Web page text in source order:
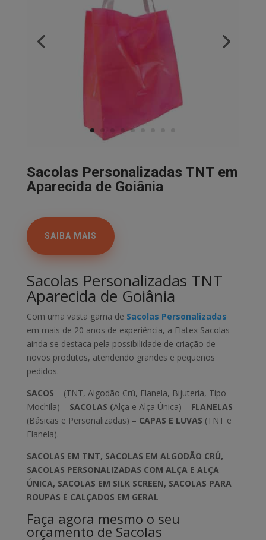
Sacolas Personalizadas TNT em
Aparecida de Goiânia
SAIBA MAIS
Sacolas Personalizadas TNT
Aparecida de Goiânia
Com uma vasta gama de Sacolas Personalizadas
em mais de 20 anos de experiência, a Flatex Sacolas
ainda se destaca pela possibilidade de criação de
novos produtos, atendendo grandes e pequenos
pedidos.
SACOS – (TNT, Algodão Crú, Flanela, Bijuteria, Tipo
Mochila) – SACOLAS (Alça e Alça Única) – FLANELAS
(Básicas e Personalizadas) – CAPAS E LUVAS (TNT e
Flanela).
SACOLAS EM TNT, SACOLAS EM ALGODÃO CRÚ,
SACOLAS PERSONALIZADAS COM ALÇA E ALÇA
ÚNICA, SACOLAS EM SILK SCREEN, SACOLAS PARA
ROUPAS E CALÇADOS EM GERAL
Faça agora mesmo o seu
orçamento de Sacolas